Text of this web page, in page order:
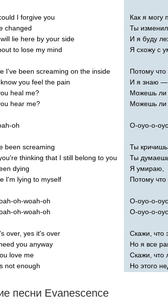
I forgive you
changed
will lie here by your side
to lose my mind
I've been screaming on the inside
know you feel the pain
heal me?
hear me?
oh
been screaming
thinking that I still belong to you
dying
I'm lying to myself
oh-woah-oh
oh-woah-oh
over, yes it's over
you anyway
love me
not enough
Как я могу
Ты
И я буду
Я схожу с
Потому что
И я знаю —
Можешь ли
Можешь ли
О-оуо-о-
Ты кричишь
Ты
Я умираю,
Потому
О-оуо-о-
О-оуо-о-
Скажи, что
Но я все
Скажи, что
Но этого
песни Evanescence